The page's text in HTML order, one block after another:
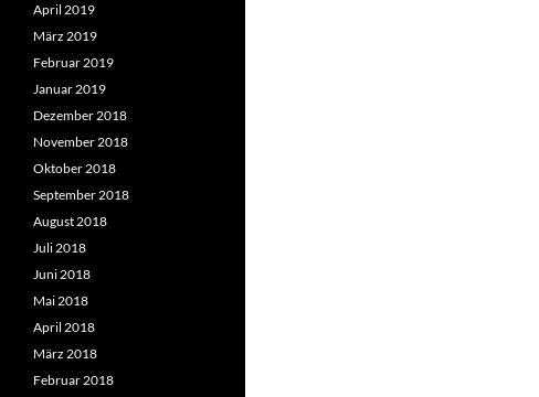
April 2019
März 2019
Februar 2019
Januar 2019
Dezember 2018
November 2018
Oktober 2018
September 2018
August 2018
Juli 2018
Juni 2018
Mai 2018
April 2018
März 2018
Februar 2018